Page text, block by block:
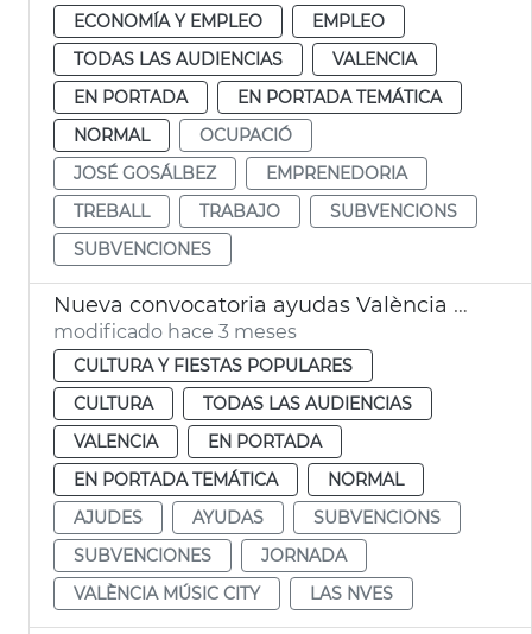
ECONOMÍA Y EMPLEO
EMPLEO
TODAS LAS AUDIENCIAS
VALENCIA
EN PORTADA
EN PORTADA TEMÁTICA
NORMAL
OCUPACIÓ
JOSÉ GOSÁLBEZ
EMPRENEDORIA
TREBALL
TRABAJO
SUBVENCIONS
SUBVENCIONES
Nueva convocatoria ayudas València Music City
modificado hace 3 meses
CULTURA Y FIESTAS POPULARES
CULTURA
TODAS LAS AUDIENCIAS
VALENCIA
EN PORTADA
EN PORTADA TEMÁTICA
NORMAL
AJUDES
AYUDAS
SUBVENCIONS
SUBVENCIONES
JORNADA
VALÈNCIA MÚSIC CITY
LAS NVES